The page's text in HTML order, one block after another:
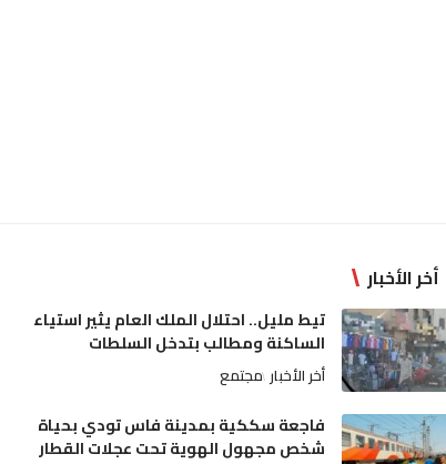
أخر الأخبار
تيط مليل.. احتلال الملك العام يثير استياء
الساكنة ومطالب بتدخل السلطات
أخر الأخبار مجتمع
فاجعة سككية بمدينة فاس تودي بحياة
شخص مجهول الهوية تحت عجلات القطار